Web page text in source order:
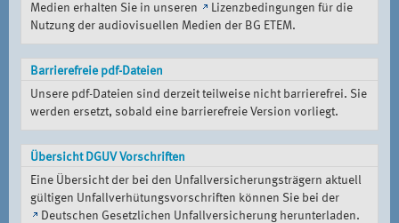
Medien erhalten Sie in unseren
Lizenzbedingungen für die
Nutzung der audiovisuellen Medien der BG ETEM.
Barrierefreie pdf-Dateien
Unsere pdf-Dateien sind derzeit teilweise nicht barrierefrei. Sie
werden ersetzt, sobald eine barrierefreie Version vorliegt.
Übersicht DGUV Vorschriften
Eine Übersicht der bei den Unfallversicherungsträgern aktuell
gültigen Unfallverhütungsvorschriften können Sie bei der
Deutschen Gesetzlichen Unfallversicherung herunterladen.